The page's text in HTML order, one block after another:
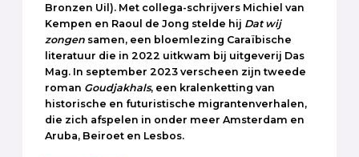
Bronzen Uil). Met collega-schrijvers Michiel van
Kempen en Raoul de Jong stelde hij Dat wij
zongen samen, een bloemlezing Caraïbische
literatuur die in 2022 uitkwam bij uitgeverij Das
Mag. In september 2023 verscheen zijn tweede
roman Goudjakhals, een kralenketting van
historische en futuristische migrantenverhalen,
die zich afspelen in onder meer Amsterdam en
Aruba, Beiroet en Lesbos.